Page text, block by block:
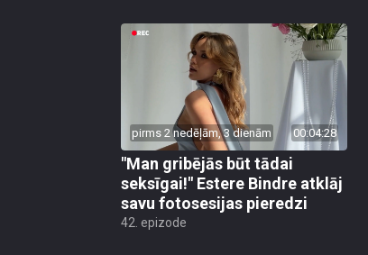
pirms 2 nedēļām, 3 dienām 00:04:28
"Man gribējās būt tādai
seksīgai!" Estere Bindre atklāj
savu fotosesijas pieredzi
42. epizode